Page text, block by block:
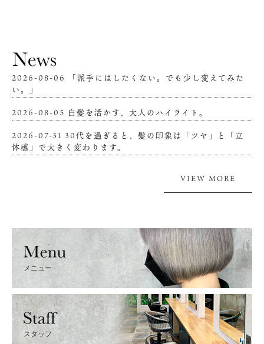
2026-08-06
「派手にはしたくない。でも少し変えてみた
い。」
2026-08-05 白髪を活かす、大人のハイライト。
2026-07-31 30代を過ぎると、髪の印象は「ツヤ」と「立
体感」で大きく変わります。
VIEW MORE
メニュー
スタッフ